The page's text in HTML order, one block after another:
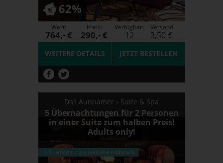
62%
WEITERE DETAILS JETZTBESTELLEN
Wert:
764,- €
Preis:
290,- €
Verfügbar:
12
Versand:
3,50 €
Das Aunhamer - Suite & Spa
5 Übernachtungen für 2 Personen
in einer Suite zum halben Preis!
Adults only!